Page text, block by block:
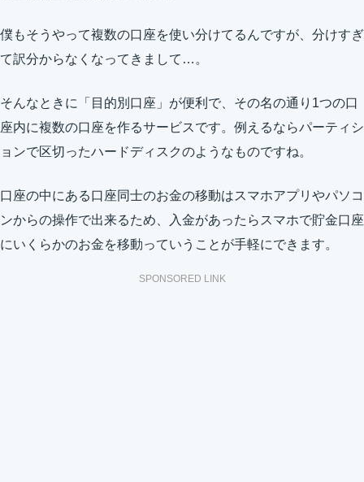
僕もそうやって複数の口座を使い分けてるんですが、分けすぎ
て訳分からなくなってきまして…。
そんなときに「目的別口座」が便利で、その名の通り1つの口
座内に複数の口座を作るサービスです。例えるならパーティシ
ョンで区切ったハードディスクのようなものですね。
口座の中にある口座同士のお金の移動はスマホアプリやパソコ
ンからの操作で出来るため、入金があったらスマホで貯金口座
にいくらかのお金を移動っていうことが手軽にできます。
SPONSORED LINK